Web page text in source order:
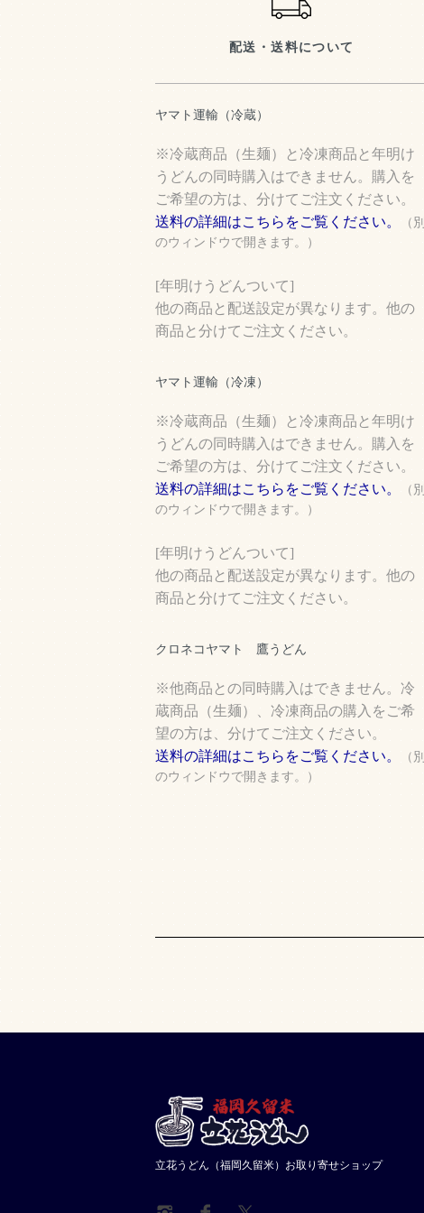
配送・送料について
ヤマト運輸（冷蔵）
※冷蔵商品（生麺）と冷凍商品と年明け
うどんの同時購入はできません。購入を
ご希望の方は、分けてご注文ください。
送料の詳細はこちらをご覧ください。
（別
のウィンドウで開きます。）
[年明けうどんついて]
他の商品と配送設定が異なります。他の
商品と分けてご注文ください。
ヤマト運輸（冷凍）
※冷蔵商品（生麺）と冷凍商品と年明け
うどんの同時購入はできません。購入を
ご希望の方は、分けてご注文ください。
送料の詳細はこちらをご覧ください。
（別
のウィンドウで開きます。）
[年明けうどんついて]
他の商品と配送設定が異なります。他の
商品と分けてご注文ください。
クロネコヤマト 鷹うどん
※他商品との同時購入はできません。冷
蔵商品（生麺）、冷凍商品の購入をご希
望の方は、分けてご注文ください。
送料の詳細はこちらをご覧ください。
（別
のウィンドウで開きます。）
立花うどん（福岡久留米）お取り寄せショップ